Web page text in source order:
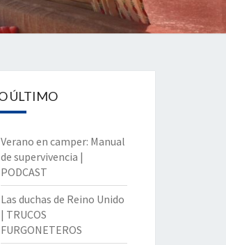
ÚLTIMO
Verano en camper: Manual
de supervivencia |
PODCAST
Las duchas de Reino Unido
| TRUCOS
FURGONETEROS